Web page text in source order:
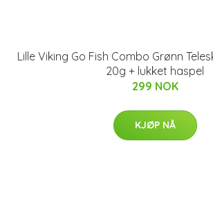
Lille Viking Go Fish Combo Grønn
20g + lukket haspel
299 NOK
KJØP NÅ